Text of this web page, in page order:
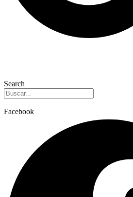
Search
Facebook